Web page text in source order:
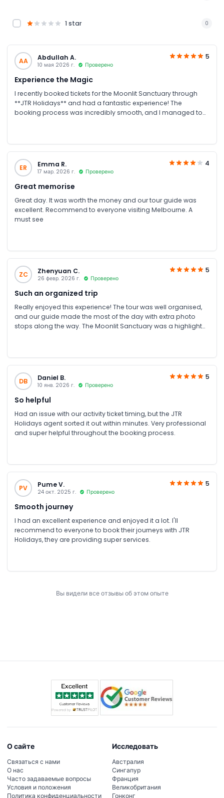
1 star 0
AA Abdullah A.
10 мая 2026 г. Проверено
5
Experience the Magic
I recently booked tickets for the Moonlit Sanctuary through
**JTR Holidays** and had a fantastic experience! The
booking process was incredibly smooth, and I managed to
and friendly, answering all my questions in no time. It made
the whole journey feel personal and stress-free.
ER
Emma R.
17 мар. 2026 г. Проверено
4
Great memorise
Great day. It was worth the money and our tour guide was
excellent. Recommend to everyone visiting Melbourne. A
must see
ZC Zhenyuan C.
26 февр. 2026 г. Проверено
5
Such an organized trip
Really enjoyed this experience! The tour was well organised,
and our guide made the most of the day with extra photo
stops along the way. The Moonlit Sanctuary was a highlight—
even more special.
DB
Daniel B.
10 янв. 2026 г. Проверено
5
So helpful
Had an issue with our activity ticket timing, but the JTR
Holidays agent sorted it out within minutes. Very professional
and super helpful throughout the booking process.
PV Pume V.
24 окт. 2025 г. Проверено
5
Smooth journey
I had an excellent experience and enjoyed it a lot. I'll
recommend to everyone to book their journeys with JTR
Holidays, they are providing super services.
Вы видели все отзывы об этом опыте
О сайте
Связаться с нами
О нас
Часто задаваемые вопросы
Условия и положения
Политика конфиденциальности
Исследовать
Австралия
Сингапур
Франция
Великобритания
Гонконг